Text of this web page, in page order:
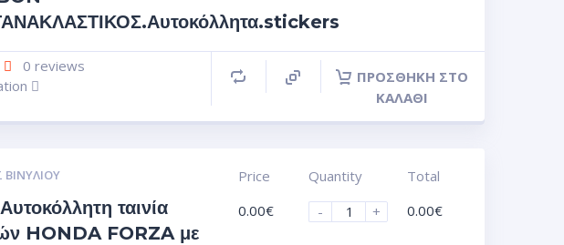
0 reviews
ΠΡΟΣΘΉΚΗ ΣΤΟ
ΚΑΛΆΘΙ
ταινία
HONDA FORZA με
Price
0.00€
Quantity
-
+
Total
0.00€